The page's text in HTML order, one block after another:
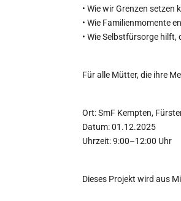
• Wie wir Grenzen setzen
• Wie Familienmomente
• Wie Selbstfürsorge
Für alle Mütter, die ihre
Ort: SmF Kempten,
Datum: 01.12.2025
Uhrzeit: 9:00–12:00 Uhr
Dieses Projekt wird aus